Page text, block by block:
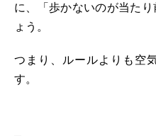
に、「歩かないのが当た
ょう。
つまり、ルールよりも空
す。